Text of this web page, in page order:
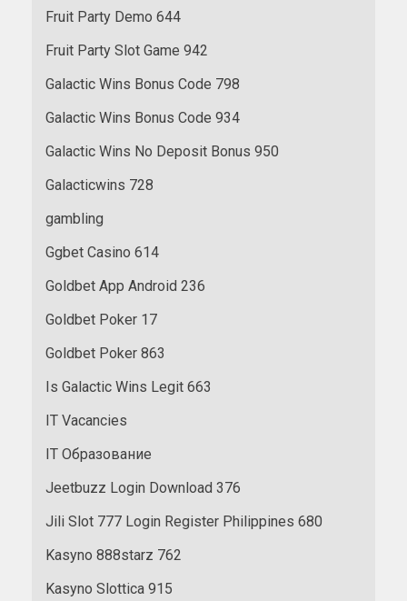
Fruit Party Demo 644
Fruit Party Slot Game 942
Galactic Wins Bonus Code 798
Galactic Wins Bonus Code 934
Galactic Wins No Deposit Bonus 950
Galacticwins 728
gambling
Ggbet Casino 614
Goldbet App Android 236
Goldbet Poker 17
Goldbet Poker 863
Is Galactic Wins Legit 663
IT Vacancies
IT Образование
Jeetbuzz Login Download 376
Jili Slot 777 Login Register Philippines 680
Kasyno 888starz 762
Kasyno Slottica 915